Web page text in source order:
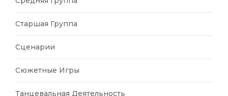
Старшая Группа
Сценарии
Сюжетные Игры
Танцевальная Деятельность